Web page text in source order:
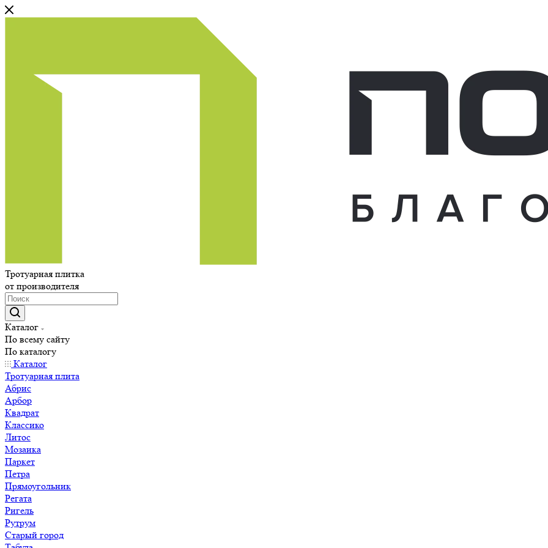
Тротуарная плитка
от производителя
Каталог
По всему сайту
По каталогу
Каталог
Тротуарная плита
Абрис
Арбор
Квадрат
Классико
Литос
Мозаика
Паркет
Петра
Прямоугольник
Регата
Ригель
Рутрум
Старый город